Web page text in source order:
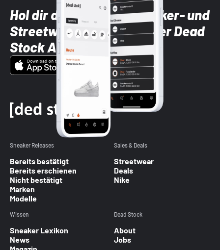
Hol dir die neuesten Sneaker- und
Streetwear-Brands mit der Dead
Stock App
Sneaker Releases
Bereits bestätigt
Bereits erschienen
Nicht bestätigt
Marken
Modelle
Sales & Deals
Streetwear
Deals
Nike
Wissen
Sneaker Lexikon
News
Dead Stock
About
Jobs